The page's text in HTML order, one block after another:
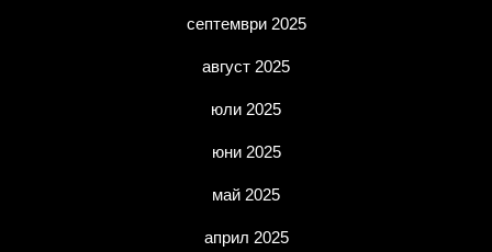
септември 2025
август 2025
юли 2025
юни 2025
май 2025
април 2025